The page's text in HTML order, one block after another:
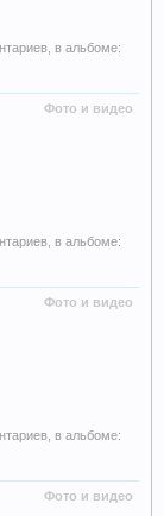
в альбоме:
Фото и видео
в альбоме:
Фото и видео
в альбоме:
Фото и видео